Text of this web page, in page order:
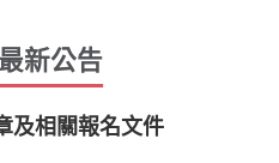
新公告
及相關報名文件